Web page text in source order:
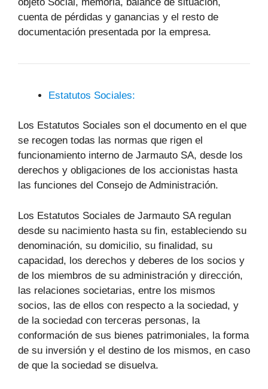
cuenta de pérdidas y ganancias y el resto de
documentación presentada por la empresa.
Estatutos Sociales:
Los Estatutos Sociales son el documento en el que
se recogen todas las normas que rigen el
funcionamiento interno de Jarmauto SA, desde los
derechos y obligaciones de los accionistas hasta
las funciones del Consejo de Administración.
Los Estatutos Sociales de Jarmauto SA regulan
desde su nacimiento hasta su fin, estableciendo su
denominación, su domicilio, su finalidad, su
capacidad, los derechos y deberes de los socios y
de los miembros de su administración y dirección,
las relaciones societarias, entre los mismos
socios, las de ellos con respecto a la sociedad, y
de la sociedad con terceras personas, la
conformación de sus bienes patrimoniales, la forma
de su inversión y el destino de los mismos, en caso
de que la sociedad se disuelva.